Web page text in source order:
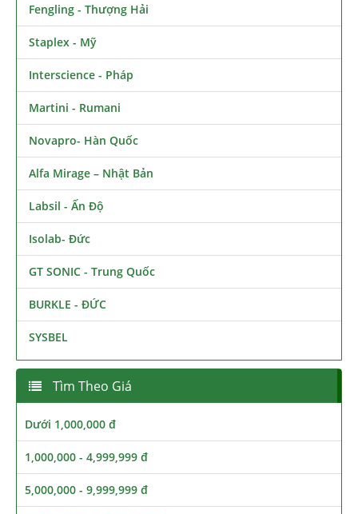
Fengling - Thượng Hải
Staplex - Mỹ
Interscience - Pháp
Martini - Rumani
Novapro- Hàn Quốc
Alfa Mirage – Nhật Bản
Labsil - Ấn Độ
Isolab- Đức
GT SONIC - Trung Quốc
BURKLE - ĐỨC
SYSBEL
Tìm Theo Giá
Dưới 1,000,000 đ
1,000,000 - 4,999,999 đ
5,000,000 - 9,999,999 đ